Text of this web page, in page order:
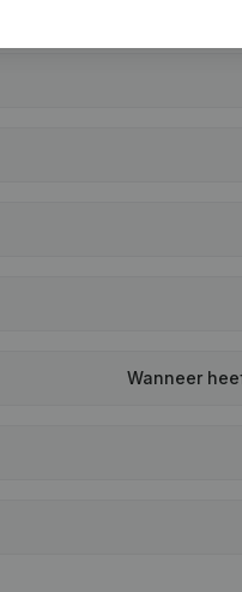
Wanneer